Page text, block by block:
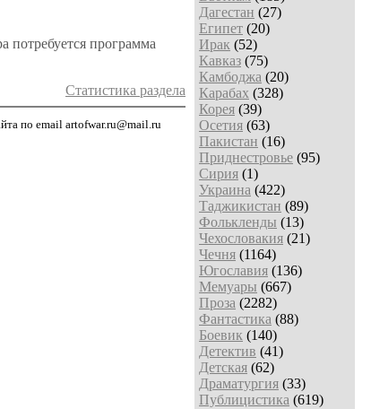
Дагестан (27)
Египет (20)
Ирак (52)
Кавказ (75)
Камбоджа (20)
Карабах (328)
Корея (39)
Осетия (63)
Пакистан (16)
Приднестровье (95)
Сирия (1)
Украина (422)
Таджикистан (89)
Фолькленды (13)
Чехословакия (21)
Чечня (1164)
Югославия (136)
Мемуары (667)
Проза (2282)
Фантастика (88)
Боевик (140)
Детектив (41)
Детская (62)
Драматургия (33)
Публицистика (619)
потребуется программа
Статистика раздела
по email artofwar.ru@mail.ru